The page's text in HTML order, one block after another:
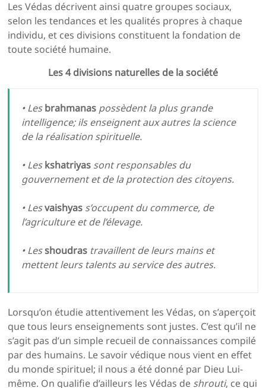
Les Védas décrivent ainsi quatre groupes sociaux,
selon les tendances et les qualités propres à chaque
individu, et ces divisions constituent la fondation de
toute société humaine.
Les 4 divisions naturelles de la société
• Lesbrahmanas possèdent la plus grande
intelligence; ils enseignent aux autres la science
de la réalisation spirituelle.
• Leskshatriyas sont responsables du
gouvernement et de la protection des citoyens.
• Lesvaishyas s’occupent du commerce, de
l’agriculture et de l’élevage.
• Lesshoudras travaillent de leurs mains et
mettent leurs talents au service des autres.
Lorsqu’on étudie attentivement les Védas, on s’aperçoit
que tous leurs enseignements sont justes. C’est qu’il ne
s’agit pas d’un simple recueil de connaissances compilé
par des humains. Le savoir védique nous vient en effet
du monde spirituel; il nous a été donné par Dieu Lui-
même. On qualifie d’ailleurs les Védas de shrouti, ce qui